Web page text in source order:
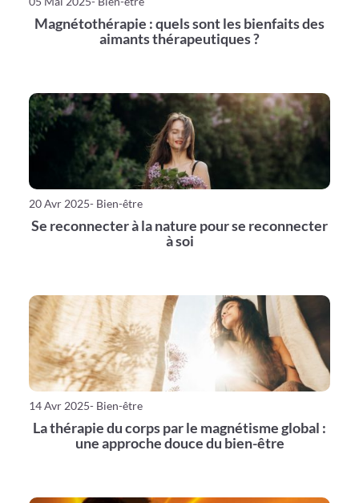
Magnétothérapie : quels sont les bienfaits des
aimants thérapeutiques ?
20 Avr 2025- Bien-être
Se reconnecter à la nature pour se reconnecter
à soi
14 Avr 2025- Bien-être
La thérapie du corps par le magnétisme global :
une approche douce du bien-être